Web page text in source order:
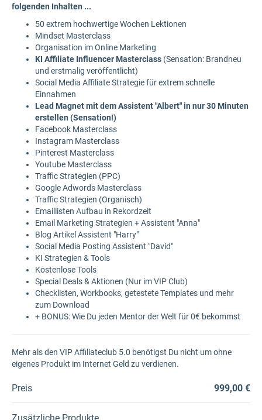
folgenden Inhalten ...
50 extrem hochwertige Wochen Lektionen
Mindset Masterclass
Organisation im Online Marketing
KI Affiliate Influencer Masterclass (Sensation: Brandneu
und erstmalig veröffentlicht)
Social Media Affiliate Strategie für extrem schnelle
Einnahmen
Lead Magnet mit dem Assistent "Albert" in nur 30 Minuten
erstellen (Sensation!)
Facebook Masterclass
Instagram Masterclass
Pinterest Masterclass
Youtube Masterclass
Traffic Strategien (PPC)
Google Adwords Masterclass
Traffic Strategien (Organisch)
Emaillisten Aufbau in Rekordzeit
Email Marketing Strategien + Assistent "Anna"
Blog Artikel Assistent "Harry"
Social Media Posting Assistent "David"
KI Strategien & Tools
Kostenlose Tools
Special Deals & Aktionen (Nur im VIP Club)
Checklisten, Workbooks, getestete Templates und mehr
zum Download
+ BONUS: Wie Du jeden Mentor der Welt für 0€ bekommst
Mehr als den VIP Affiliateclub 5.0 benötigst Du nicht um ohne
eigenes Produkt im Internet Geld zu verdienen.
Preis 999,00 €